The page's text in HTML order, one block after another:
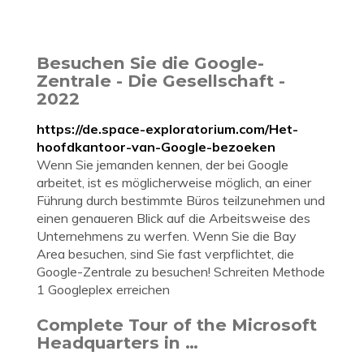
Besuchen Sie die Google-
Zentrale - Die Gesellschaft -
2022
https://de.space-exploratorium.com/Het-
hoofdkantoor-van-Google-bezoeken
Wenn Sie jemanden kennen, der bei Google
arbeitet, ist es möglicherweise möglich, an einer
Führung durch bestimmte Büros teilzunehmen und
einen genaueren Blick auf die Arbeitsweise des
Unternehmens zu werfen. Wenn Sie die Bay
Area besuchen, sind Sie fast verpflichtet, die
Google-Zentrale zu besuchen! Schreiten Methode
1 Googleplex erreichen
Complete Tour of the Microsoft
Headquarters in …